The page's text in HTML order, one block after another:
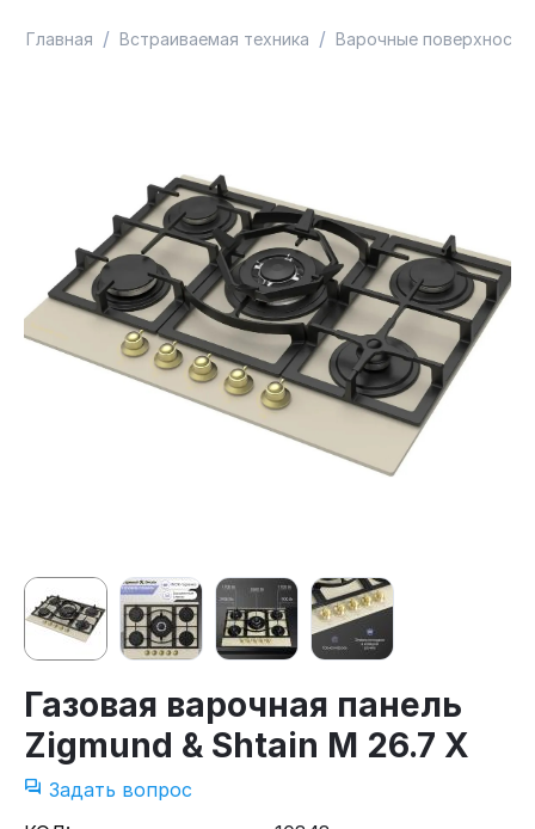
Главная / Встраиваемая техника / Варочные поверхности
Газовая варочная панель
Zigmund & Shtain M 26.7 X
Задать вопрос